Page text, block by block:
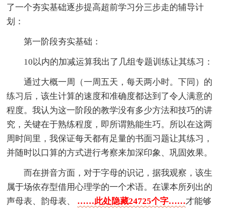
了一个夯实基础逐步提高超前学习分三步走的辅导计
划：
第一阶段夯实基础：
10以内的加减运算我出了几组专题训练让其练习：
通过大概一周（一周五天，每天两小时。下同）的
练习后，该生计算的速度和准确度都达到了令人满意的
程度。我认为这一阶段的教学没有多少方法和技巧的讲
究，关键在于熟练程度，即所谓熟能生巧。所以在这两
周时间里，我保证每天都有足量的书面习题让其练习，
并随时以口算的方式进行考察来加深印象、巩固效果。
而在拼音方面，对于字母的识记，据我观察，该生
属于场依存型借用心理学的一个术语。在课本所列出的
声母表、韵母表、 ……此处隐藏24725个字……才能够